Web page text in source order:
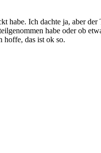
Ich dachte ja, aber
habe oder ob
hoffe, das ist ok so.